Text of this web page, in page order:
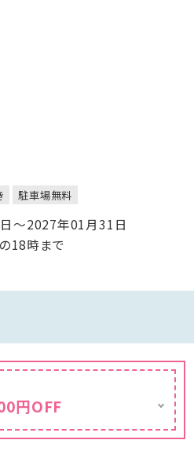
駐車場無料
～2027年01月31日
18時まで
円OFF
金額を表示しておりま